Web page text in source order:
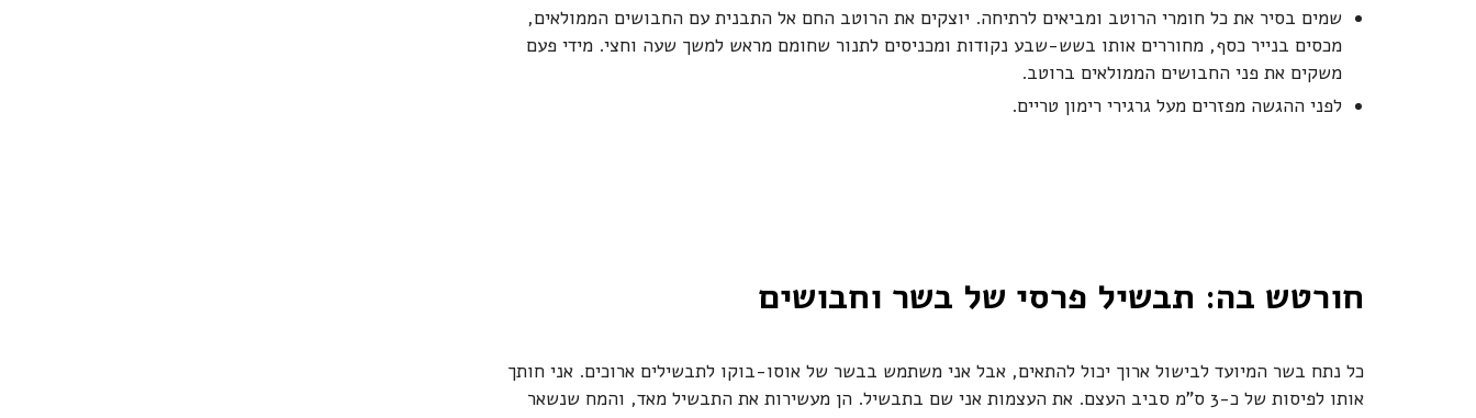
שמים בסיר את כל חומרי הרוטב ומביאים לרתיחה. יוצקים את הרוטב החם אל התבנית עם החבושים הממולאים,
מכסים בנייר כסף, מחוררים אותו בשש-שבע נקודות ומכניסים לתנור שחומם מראש למשך שעה וחצי. מידי פעם
משקים את פני החבושים הממולאים ברוטב.
לפני ההגשה מפזרים מעל גרגירי רימון טריים.
חורטש בה: תבשיל פרסי של בשר וחבושים
כל נתח בשר המיועד לבישול ארוך יכול להתאים, אבל אני משתמש בבשר של אוסו-בוקו לתבשילים ארוכים. אני חותך
אותו לפיסות של כ-3 ס"מ סביב העצם. את העצמות אני שם בתבשיל. הן מעשירות את התבשיל מאד, והמח שנשאר